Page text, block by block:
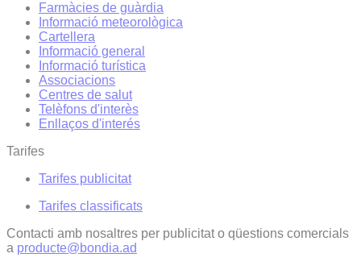
Farmàcies de guàrdia
Informació meteorològica
Cartellera
Informació general
Informació turística
Associacions
Centres de salut
Telèfons d'interès
Enllaços d'interés
Tarifes
Tarifes publicitat
Tarifes classificats
Contacti amb nosaltres per publicitat o qüestions comercials
a producte@bondia.ad